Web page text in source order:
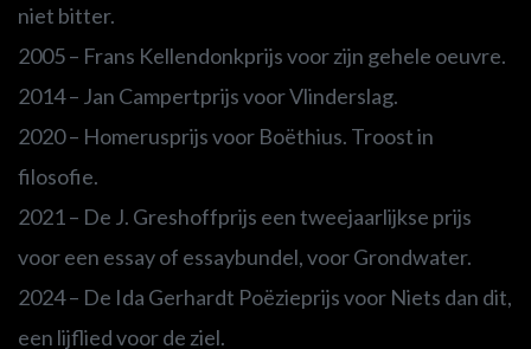
niet bitter.
2005 – Frans Kellendonkprijs voor zijn gehele oeuvre.
2014 – Jan Campertprijs voor Vlinderslag.
2020 – Homerusprijs voor Boëthius. Troost in
filosofie.
2021 – De J. Greshoffprijs een tweejaarlijkse prijs
voor een essay of essaybundel, voor Grondwater.
2024 – De Ida Gerhardt Poëzieprijs voor Niets dan dit,
een lijflied voor de ziel.